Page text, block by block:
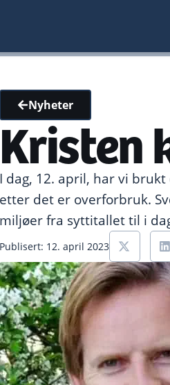
Nyheter
Kristen
I dag, 12. april, har vi
etter det er overforbruk.
miljøer fra syttitallet til i
Publisert: 12. april 2023